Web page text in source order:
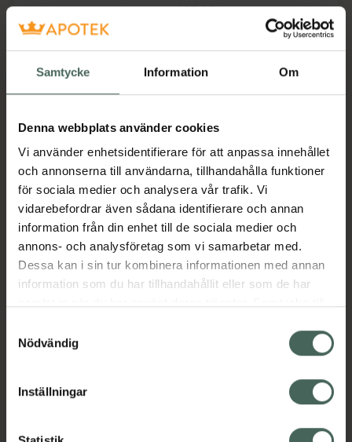
Samtycke Information Om
Denna webbplats använder cookies
Vi använder enhetsidentifierare för att anpassa innehållet
och annonserna till användarna, tillhandahålla funktioner
för sociala medier och analysera vår trafik. Vi
vidarebefordrar även sådana identifierare och annan
information från din enhet till de sociala medier och
annons- och analysföretag som vi samarbetar med.
Dessa kan i sin tur kombinera informationen med annan
information som du har tillhandahållit eller som de har
återkalla ditt samtycke via webbplatsens
cookieinställningar. Ett återkallat samtycke påverkar inte
lagligheten av behandling som skett innan återkallelsen.
Nödvändig
Inställningar
I apotek:197,98 kr
Köp via ditt recept
Beskrivning Dölj
Läs alltid bipacksedeln innan
användning.
EAN:
00840149639552